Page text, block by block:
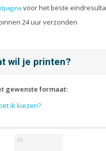
voor het beste
24 uur verzonden
wil je printen?
gewenste formaat:
ik kiezen?